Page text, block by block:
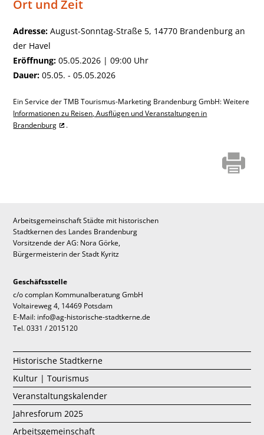
Ort und Zeit
Adresse: August-Sonntag-Straße 5, 14770 Brandenburg an
der Havel
Eröffnung: 05.05.2026 | 09:00 Uhr
Dauer: 05.05. - 05.05.2026
Ein Service der TMB Tourismus-Marketing Brandenburg GmbH: Weitere
Informationen zu Reisen, Ausflügen und Veranstaltungen in
Brandenburg
.
Arbeitsgemeinschaft Städte mit historischen
Stadtkernen des Landes Brandenburg
Vorsitzende der AG: Nora Görke,
Bürgermeisterin der Stadt Kyritz
Geschäftsstelle
c/o complan Kommunalberatung GmbH
Voltaireweg 4, 14469 Potsdam
E-Mail: info@ag-historische-stadtkerne.de
Tel. 0331 / 2015120
Historische Stadtkerne
Kultur | Tourismus
Veranstaltungskalender
Jahresforum 2025
Arbeitsgemeinschaft